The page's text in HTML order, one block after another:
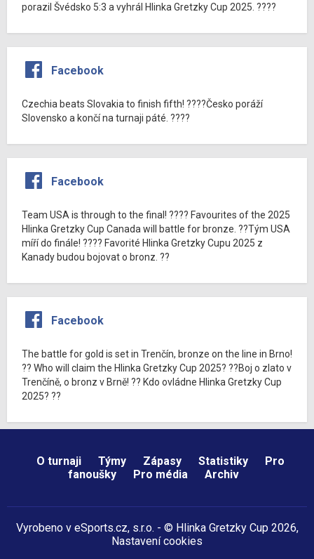
porazil Švédsko 5:3 a vyhrál Hlinka Gretzky Cup 2025. ????
Facebook
Czechia beats Slovakia to finish fifth! ????Česko poráží
Slovensko a končí na turnaji páté. ????
Facebook
Team USA is through to the final! ???? Favourites of the 2025
Hlinka Gretzky Cup Canada will battle for bronze. ??Tým USA
míří do finále! ???? Favorité Hlinka Gretzky Cupu 2025 z
Kanady budou bojovat o bronz. ??
Facebook
The battle for gold is set in Trenčín, bronze on the line in Brno!
?? Who will claim the Hlinka Gretzky Cup 2025? ??Boj o zlato v
Trenčíně, o bronz v Brně! ?? Kdo ovládne Hlinka Gretzky Cup
2025? ??
O turnaji Týmy Zápasy Statistiky
Pro
fanoušky
Pro média Archiv
Vyrobeno v eSports.cz, s.r.o. - © Hlinka Gretzky Cup 2026,
Nastavení cookies